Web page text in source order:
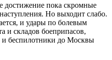
достижение пока скромные
Но выходит слабо.
и удары по болевым
и складов боеприпасов,
и беспилотники до Москвы